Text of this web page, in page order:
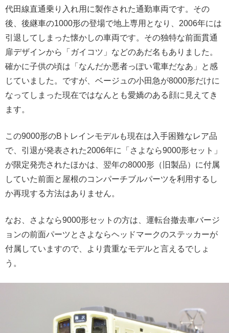
代田線直通乗り入れ用に製作された通勤車両です。その
後、後継車の1000形の登場で地上専用となり、2006年には
引退してしまった懐かしの車両です。その独特な前面貫通
扉デザインから「ガイコツ」などのあだ名もありました。
確かに子供の頃は「なんだか悪者っぽい電車だなあ」と感
じていました。ですが、ベージュの小田急が8000形だけに
なってしまった現在ではなんとも愛嬌のある顔に見えてき
ます。
この9000形のBトレインモデルも現在は入手困難なレア品
で、引退が発表された2006年に「さよなら9000形セット」
が限定発売されたほかは、翌年の8000形（旧製品）に付属
していた前面と屋根のコンパーチブルパーツを利用するし
か再現する方法はありません。
なお、さよなら9000形セットの方は、運転台撤去車バージ
ョンの前面パーツとさよならヘッドマークのステッカーが
付属していますので、より貴重なモデルと言えるでしょ
う。